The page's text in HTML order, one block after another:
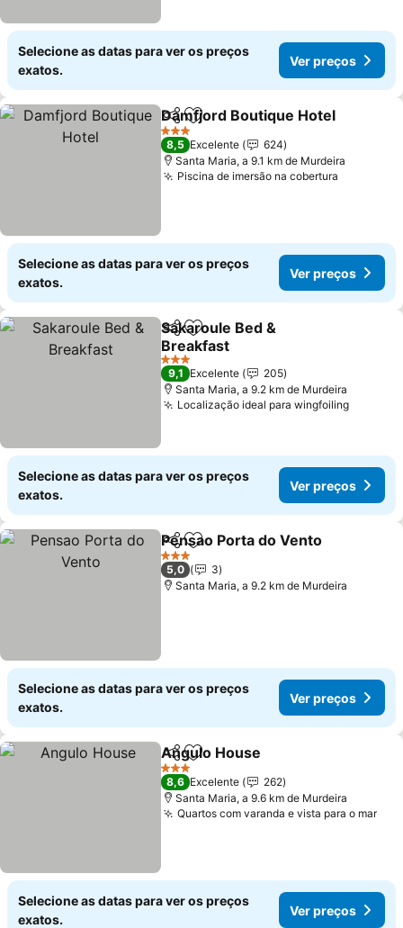
Selecione as datas para ver os preços
exatos.
Ver preços
PartilharAdicionar aos favoritos
Damfjord Boutique Hotel
3 Estrelas
8,5 Excelente
624
Santa Maria, a 9.1 km de Murdeira
Piscina de imersão na cobertura
Selecione as datas para ver os preços
exatos.
Ver preços
PartilharAdicionar aos favoritos
Sakaroule Bed &
Breakfast
Ver preços
3 Estrelas
9,1 Excelente
205
Santa Maria, a 9.2 km de Murdeira
Localização ideal para wingfoilingVer
Selecione as datas para ver os preços
exatos.
Ver preços
PartilharAdicionar aos favoritos
Pensao Porta do Vento
3 Estrelas
5,0
3
Santa Maria, a 9.2 km de Murdeira
Selecione as datas para ver os preços
exatos.
Ver preços
PartilharAdicionar aos favoritos
Angulo House
3 Estrelas
8,6 Excelente
262
Santa Maria, a 9.6 km de Murdeira
Quartos com varanda e vista para o mar
Selecione as datas para ver os preços
exatos.
Ver preços